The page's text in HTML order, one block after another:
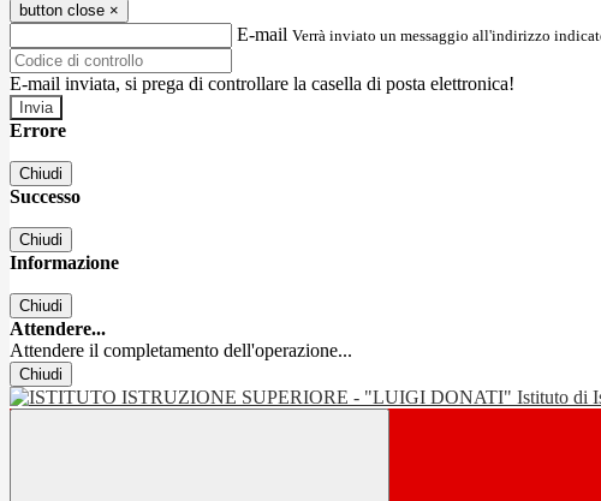
button close ×
E-mail Verrà inviato un messaggio all'indirizzo
E-mail inviata, si prega di controllare la casella di posta elettronica!
Errore
Chiudi
Successo
Chiudi
Informazione
Chiudi
Attendere...
Attendere il completamento dell'operazione...
Chiudi
Istituto di